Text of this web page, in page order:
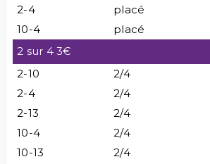
2-4 placé
10-4
placé
2 sur 4 3€
2-10
2/4
2-4
2/4
2-13
2/4
10-4
2/4
10-13
2/4